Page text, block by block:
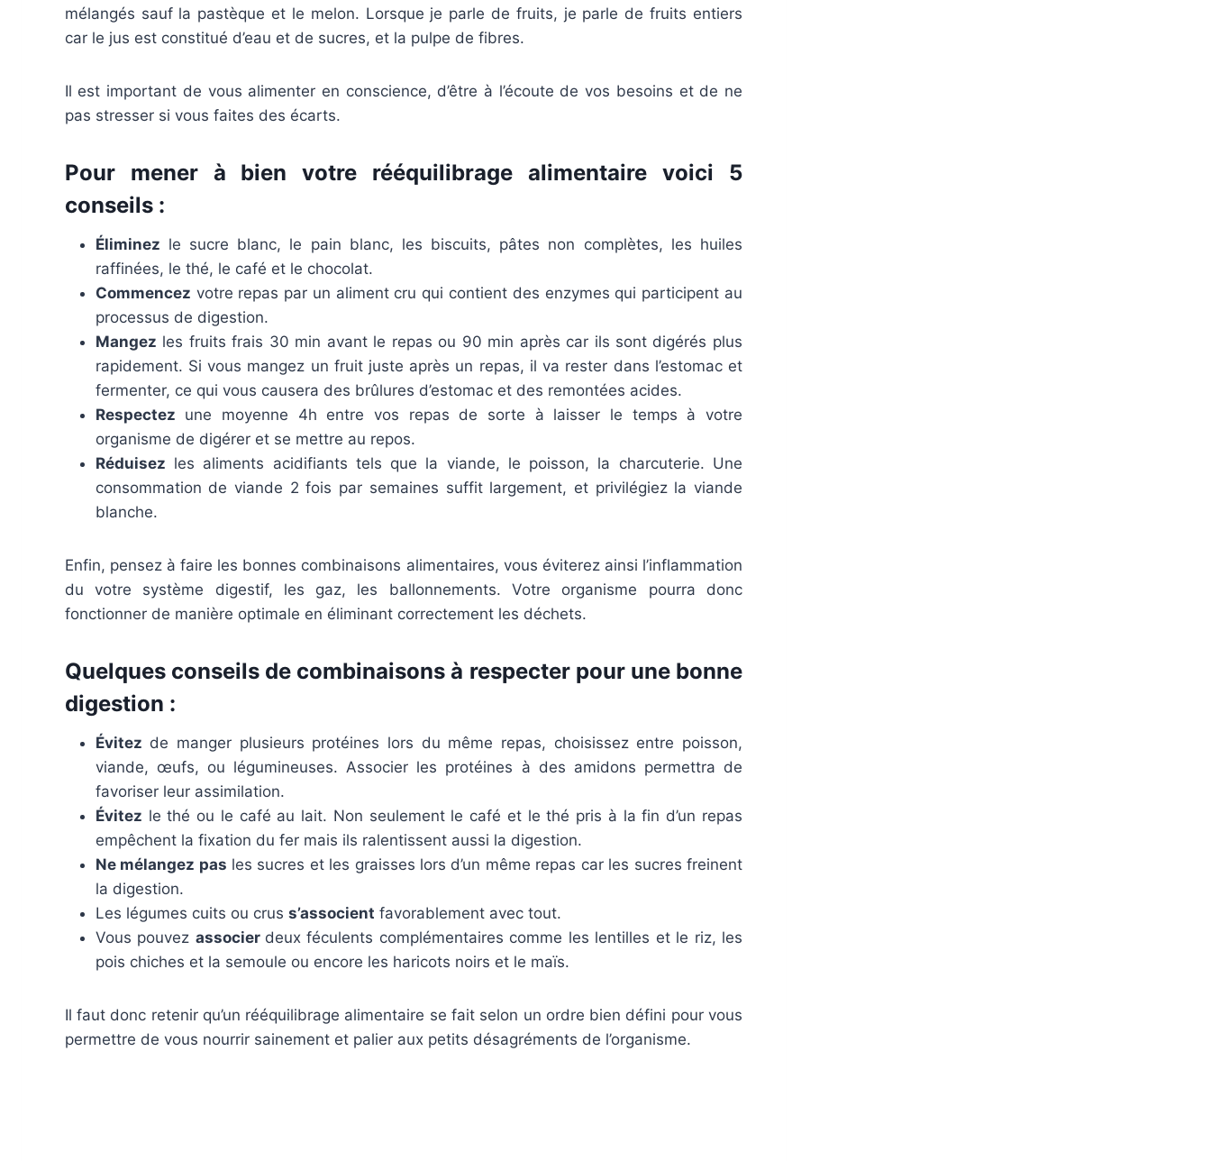
mélangés sauf la pastèque et le melon. Lorsque je parle de fruits, je parle de fruits entiers
car le jus est constitué d’eau et de sucres, et la pulpe de fibres.
Il est important de vous alimenter en conscience, d’être à l’écoute de vos besoins et de ne
pas stresser si vous faites des écarts.
Pour mener à bien votre rééquilibrage alimentaire voici 5
conseils :
Éliminez le sucre blanc, le pain blanc, les biscuits, pâtes non complètes, les huiles
raffinées, le thé, le café et le chocolat.
Commencez votre repas par un aliment cru qui contient des enzymes qui participent au
processus de digestion.
Mangez les fruits frais 30 min avant le repas ou 90 min après car ils sont digérés plus
rapidement. Si vous mangez un fruit juste après un repas, il va rester dans l’estomac et
fermenter, ce qui vous causera des brûlures d’estomac et des remontées acides.
Respectez une moyenne 4h entre vos repas de sorte à laisser le temps à votre
organisme de digérer et se mettre au repos.
Réduisez les aliments acidifiants tels que la viande, le poisson, la charcuterie. Une
consommation de viande 2 fois par semaines suffit largement, et privilégiez la viande
blanche.
Enfin, pensez à faire les bonnes combinaisons alimentaires, vous éviterez ainsi l’inflammation
du votre système digestif, les gaz, les ballonnements. Votre organisme pourra donc
fonctionner de manière optimale en éliminant correctement les déchets.
Quelques conseils de combinaisons à respecter pour une bonne
digestion :
Évitez de manger plusieurs protéines lors du même repas, choisissez entre poisson,
viande, œufs, ou légumineuses. Associer les protéines à des amidons permettra de
favoriser leur assimilation.
Évitez le thé ou le café au lait. Non seulement le café et le thé pris à la fin d’un repas
empêchent la fixation du fer mais ils ralentissent aussi la digestion.
Ne mélangez pas les sucres et les graisses lors d’un même repas car les sucres freinent
la digestion.
Les légumes cuits ou crus s’associent favorablement avec tout.
Vous pouvez associer deux féculents complémentaires comme les lentilles et le riz, les
pois chiches et la semoule ou encore les haricots noirs et le maïs.
Il faut donc retenir qu’un rééquilibrage alimentaire se fait selon un ordre bien défini pour vous
permettre de vous nourrir sainement et palier aux petits désagréments de l’organisme.